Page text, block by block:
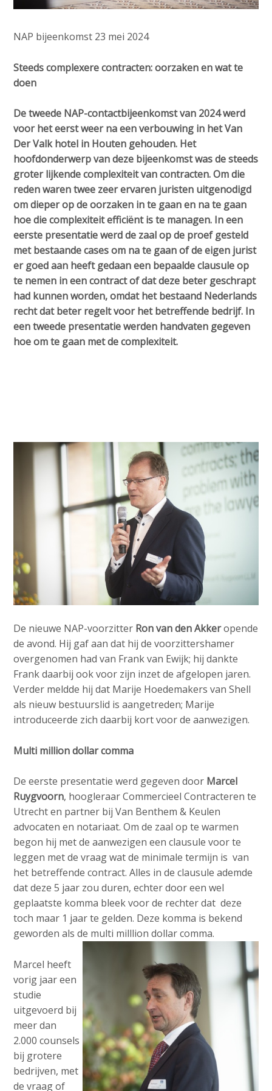
n
e
n
NAP bijeenkomst 23 mei 2024
Steeds complexere contracten: oorzaken en wat te
doen
De tweede NAP-contactbijeenkomst van 2024 werd
voor het eerst weer na een verbouwing in het Van
Der Valk hotel in Houten gehouden. Het
hoofdonderwerp van deze bijeenkomst was de steeds
groter lijkende complexiteit van contracten. Om die
reden waren twee zeer ervaren juristen uitgenodigd
om dieper op de oorzaken in te gaan en na te gaan
hoe die complexiteit efficiënt is te managen. In een
eerste presentatie werd de zaal op de proef gesteld
met bestaande cases om na te gaan of de eigen jurist
er goed aan heeft gedaan een bepaalde clausule op
te nemen in een contract of dat deze beter geschrapt
had kunnen worden, omdat het bestaand Nederlands
recht dat beter regelt voor het betreffende bedrijf. In
een tweede presentatie werden handvaten gegeven
hoe om te gaan met de complexiteit.
De nieuwe NAP-voorzitter Ron van den Akkeropende
de avond. Hij gaf aan dat hij de voorzittershamer
overgenomen had van Frank van Ewijk; hij dankte
Frank daarbij ook voor zijn inzet de afgelopen jaren.
Verder meldde hij dat Marije Hoedemakers van Shell
als nieuw bestuurslid is aangetreden; Marije
introduceerde zich daarbij kort voor de aanwezigen.
Multi million dollar comma
De eerste presentatie werd gegeven door Marcel
Ruygvoorn, hoogleraar Commercieel Contracteren te
Utrecht en partner bij Van Benthem & Keulen
advocaten en notariaat. Om de zaal op te warmen
begon hij met de aanwezigen een clausule voor te
leggen met de vraag wat de minimale termijn is van
het betreffende contract. Alles in de clausule ademde
dat deze 5 jaar zou duren, echter door een wel
geplaatste komma bleek voor de rechter dat deze
toch maar 1 jaar te gelden. Deze komma is bekend
geworden als de multi milllion dollar comma.
Marcel heeft
vorig jaar een
studie
uitgevoerd bij
meer dan
2.000 counsels
bij grotere
bedrijven, met
de vraag of